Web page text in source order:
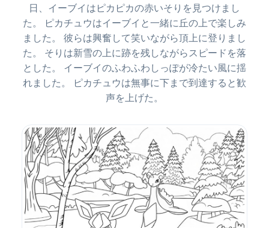
日、イーブイはピカピカの赤いそりを見つけまし
た。 ピカチュウはイーブイと一緒に丘の上で楽しみ
ました。 彼らは興奮して笑いながら頂上に登りまし
た。 そりは新雪の上に跡を残しながらスピードを落
とした。 イーブイのふわふわしっぽが冷たい風に揺
れました。 ピカチュウは無事に下まで到達すると歓
声を上げた。